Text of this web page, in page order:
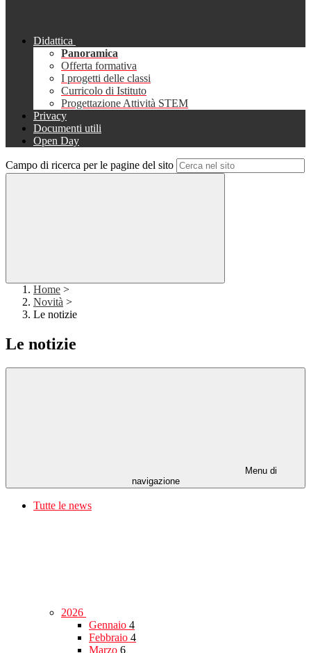
Didattica
Panoramica
Offerta formativa
I progetti delle classi
Curricolo di Istituto
Progettazione Attività STEM
Privacy
Documenti utili
Open Day
Campo di ricerca per le pagine del sito
Home >
Novità >
Le notizie
Le notizie
Menu di
navigazione
Tutte le news
2026
Gennaio 4
Febbraio 4
Marzo 6